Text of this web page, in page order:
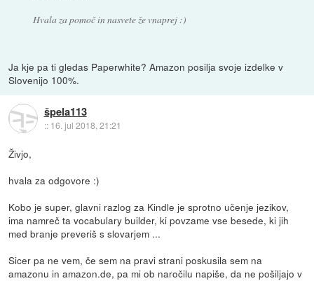
Hvala za pomoč in nasvete že vnaprej :)
Ja kje pa ti gledas Paperwhite? Amazon posilja svoje izdelke v
Slovenijo 100%.
špela113
:: 16. jul 2018, 21:21
Živjo,
hvala za odgovore :)
Kobo je super, glavni razlog za Kindle je sprotno učenje jezikov,
ima namreč ta vocabulary builder, ki povzame vse besede, ki jih
med branje preveriš s slovarjem ...
Sicer pa ne vem, če sem na pravi strani poskusila sem na
amazonu in amazon.de, pa mi ob naročilu napiše, da ne pošiljajo v